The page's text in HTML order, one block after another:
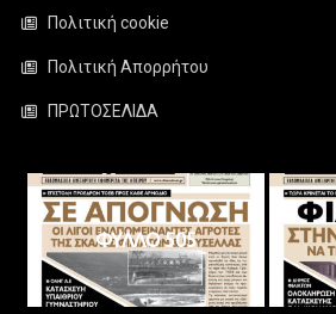
Πολιτική cookie
Πολιτική Απορρήτου
ΠΡΩΤΟΣΕΛΙΔΑ
ΦΥΛΛΟ 505